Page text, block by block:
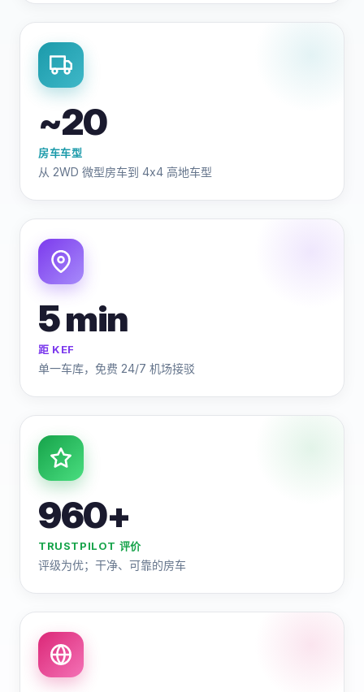
~20
房车车型
从 2WD 微型房车到 4x4 高地车型
5 min
距 KEF
单一车库，免费 24/7 机场接驳
960+
TRUSTPILOT 评价
评级为优；干净、可靠的房车